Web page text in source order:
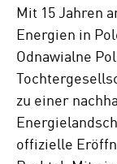
Mit 15 Jahren
Energien in
Odnawialne
zu einer
offizielle